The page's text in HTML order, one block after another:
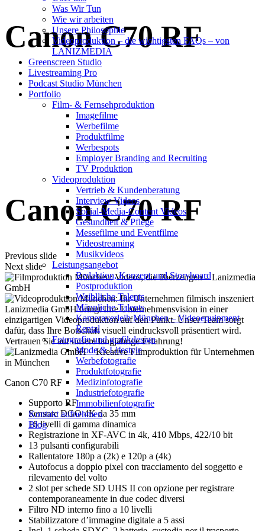
Was Wir Tun
Wie wir arbeiten
Unsere Philosophie
Videoproduktion – die wichtigsten FAQs – von
LANIZMEDIA
Greenscreen Studio
Livestreaming Pro
Podcast Studio München
Portfolio
Film- & Fernsehproduktion
Imagefilme
Werbefilme
Produktfilme
Werbespots
Employer Branding and Recruiting
TV Produktion
Videoproduktion
Vertrieb & Kundenberatung
Interview Videos
Social-Media-Content Videos
Gesundheit & Pflege
Mes­se­filme und Eventfilme
Video­strea­ming
Musikvideos
Leis­tungs­an­ge­bot
Redak­ti­on, Kon­zept und Storyboard
Post­pro­duk­ti­on
Weiblliche Talents
Männliche Talents
Kameraverleih München – Videoequipment
Rental
Fotografie und grafikdesign
Mode & Lifestyle
Werbefotografie
Produktfotografie
Medizinfotografie
Industriefotografie
Immobilienfotografie
Kontakt aufnehmen
Blog
Canon C70 RF
Canon C70 RF
Previous slide
Next slide
Canon C70 RF
Supporto RF
Sensore DGO 4K da 35 mm
16 livelli di gamma dinamica
Registrazione in XF-AVC in 4k, 410 Mbps, 422/10 bit
13 pulsanti configurabili
Rallentatore 180p a (2k) e 120p a (4k)
Autofocus a doppio pixel con tracciamento del soggetto e
rilevamento del volto
2 slot per schede SD UHS II con opzione per registrare
contemporaneamente in due codec diversi
Filtro ND interno fino a 10 livelli
Stabilizzatore d’immagine digitale a 5 assi